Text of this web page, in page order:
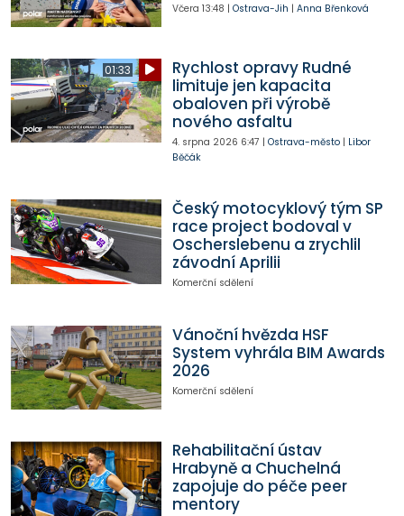
Včera 13:48 | Ostrava-Jih | Anna Břenková
01:33
Rychlost opravy Rudné
limituje jen kapacita
obaloven při výrobě
nového asfaltu
4. srpna 2026 6:47 | Ostrava-město| Libor
Běčák
Český motocyklový tým SP
race project bodoval v
Oscherslebenu a zrychlil
závodní Aprilii
Komerční sdělení
Vánoční hvězda HSF
System vyhrála BIM Awards
2026
Komerční sdělení
Rehabilitační ústav
Hrabyně a Chuchelná
zapojuje do péče peer
mentory